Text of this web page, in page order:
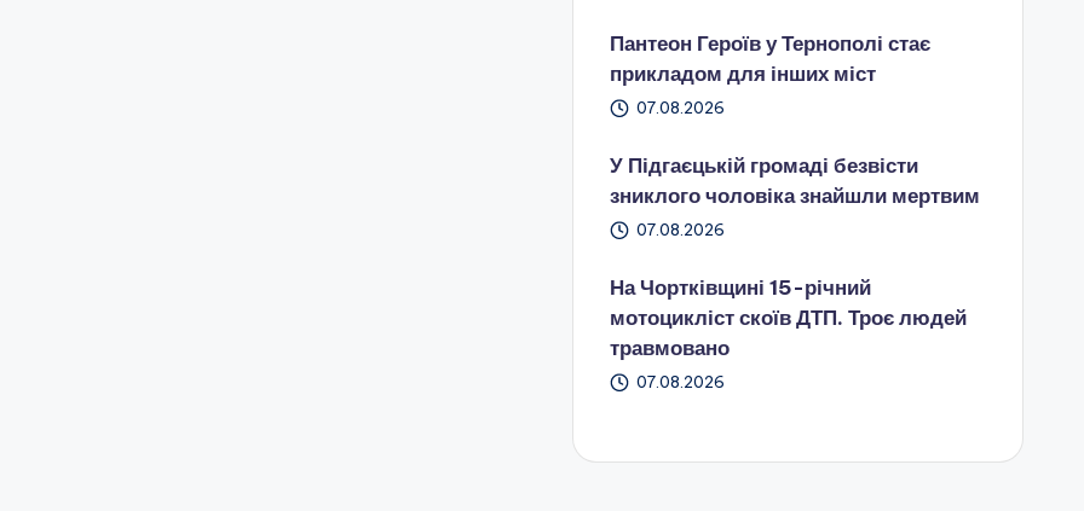
Пантеон Героїв у Тернополі стає
прикладом для інших міст
07.08.2026
У Підгаєцькій громаді безвісти
зниклого чоловіка знайшли мертвим
07.08.2026
На Чортківщині 15-річний
мотоцикліст скоїв ДТП. Троє людей
травмовано
07.08.2026